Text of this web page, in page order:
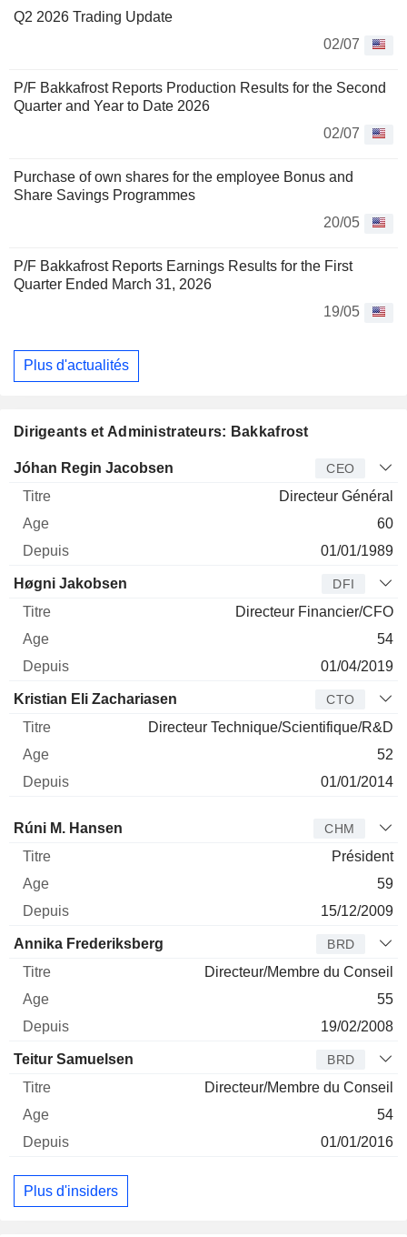
Q2 2026 Trading Update
02/07
P/F Bakkafrost Reports Production Results for the Second
Quarter and Year to Date 2026
02/07
Purchase of own shares for the employee Bonus and
Share Savings Programmes
20/05
P/F Bakkafrost Reports Earnings Results for the First
Quarter Ended March 31, 2026
19/05
Plus d'actualités
Dirigeants et Administrateurs: Bakkafrost
Dirigeant Titre Age Depuis
Jóhan Regin Jacobsen CEO
Directeur Général
60
01/01/1989
Høgni Jakobsen DFI
Directeur Financier/CFO
54
01/04/2019
Kristian Eli Zachariasen CTO
Directeur Technique/Scientifique/R&D
52
01/01/2014
Administrateur Titre
Rúni M. Hansen CHM
Président
59
15/12/2009
Annika Frederiksberg BRD
Directeur/Membre du Conseil
55
19/02/2008
Teitur Samuelsen BRD
Directeur/Membre du Conseil
54
01/01/2016
Plus d'insiders